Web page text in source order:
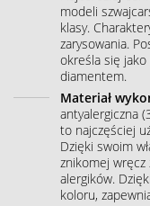
modeli
klasy.
zarysowania.
określa się
diamentem.
Materiał
antyalergiczna
to najczęściej
Dzięki swoim
znikomej wręcz
alergików.
koloru,